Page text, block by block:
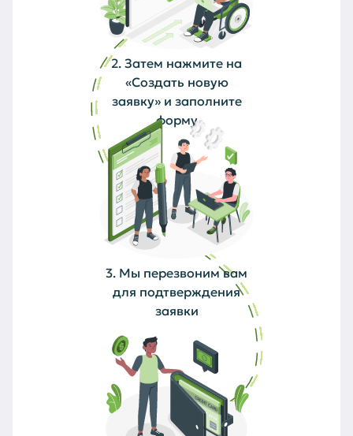
2. Затем нажмите на
«Создать новую
заявку» и заполните
форму
3. Мы перезвоним вам
для подтверждения
заявки